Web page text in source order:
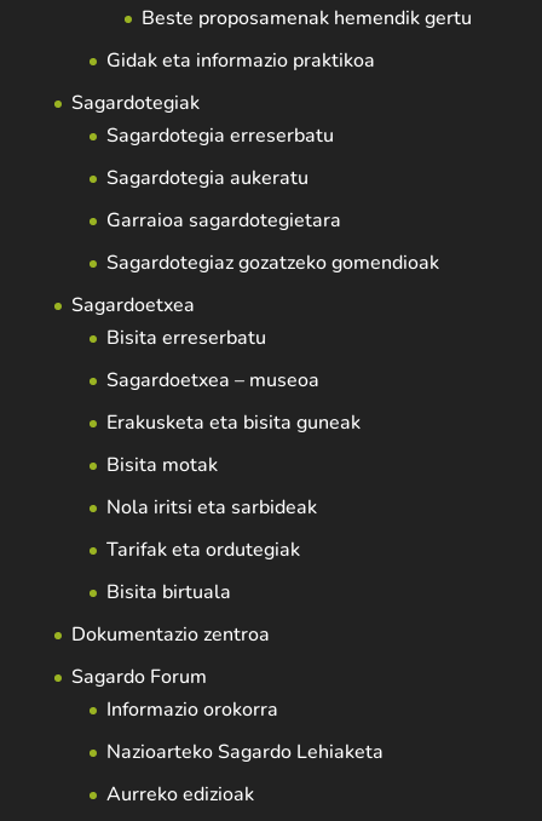
Beste proposamenak hemendik gertu
Gidak eta informazio praktikoa
Sagardotegiak
Sagardotegia erreserbatu
Sagardotegia aukeratu
Garraioa sagardotegietara
Sagardotegiaz gozatzeko gomendioak
Sagardoetxea
Bisita erreserbatu
Sagardoetxea – museoa
Erakusketa eta bisita guneak
Bisita motak
Nola iritsi eta sarbideak
Tarifak eta ordutegiak
Bisita birtuala
Dokumentazio zentroa
Sagardo Forum
Informazio orokorra
Nazioarteko Sagardo Lehiaketa
Aurreko edizioak